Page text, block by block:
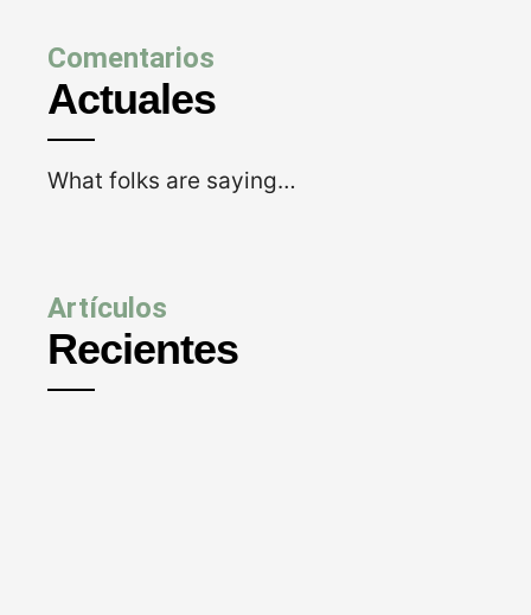
Comentarios
Actuales
What folks are saying…
Artículos
Recientes